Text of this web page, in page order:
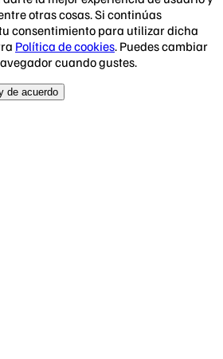
otras cosas. Si continúas
consentimiento para utilizar dicha
Política de cookies. Puedes cambiar
cuando gustes.
de acuerdo